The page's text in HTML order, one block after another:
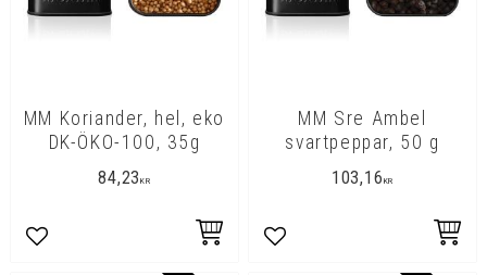
MM Koriander, hel, eko
DK-ÖKO-100, 35g
84,23KR
Lägg till i favoriter
MM Sre Ambel
svartpeppar, 50 g
103,16 KR
Lägg till i favoriter